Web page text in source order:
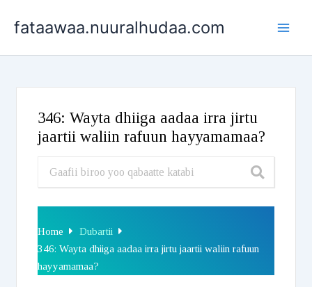
fataawaa.nuuralhudaa.com
346: Wayta dhiiga aadaa irra jirtu
jaartii waliin rafuun hayyamamaa?
Home
Dubartii
346: Wayta dhiiga aadaa irra jirtu jaartii waliin rafuun
hayyamamaa?